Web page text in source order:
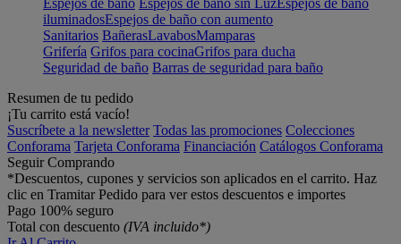
Espejos de baño Espejos de baño sin LuzEspejos de baño
iluminadosEspejos de baño con aumento
Sanitarios BañerasLavabosMamparas
Grifería Grifos para cocinaGrifos para ducha
Seguridad de baño Barras de seguridad para baño
Resumen de tu pedido
¡Tu carrito está vacío!
Suscríbete a la newsletter Todas las promociones Colecciones
Conforama Tarjeta Conforama Financiación Catálogos Conforama
Seguir Comprando
*Descuentos, cupones y servicios son aplicados en el carrito. Haz
clic en Tramitar Pedido para ver estos descuentos e importes
Pago 100% seguro
Total con descuento (IVA incluido*)